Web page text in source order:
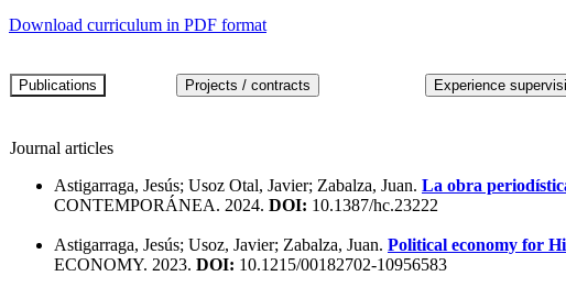
Download curriculum in PDF format
Journal articles
Astigarraga, Jesús; Usoz Otal, Javier; Zabalza, Juan. La obra
CONTEMPORÁNEA. 2024. DOI: 10.1387/hc.23222
Astigarraga, Jesús; Usoz, Javier; Zabalza, Juan. Political economy for
ECONOMY. 2023. DOI: 10.1215/00182702-10956583